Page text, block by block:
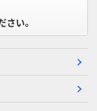
さい。